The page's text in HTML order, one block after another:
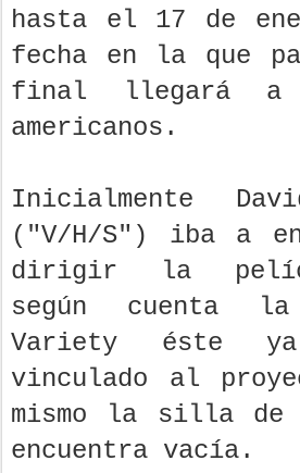
hasta el 17 de
fecha en la que
final llegará a
americanos.
Inicialmente
("V/H/S") iba a
dirigir la
según cuenta
Variety éste
vinculado al
mismo la silla de
encuentra vacía.